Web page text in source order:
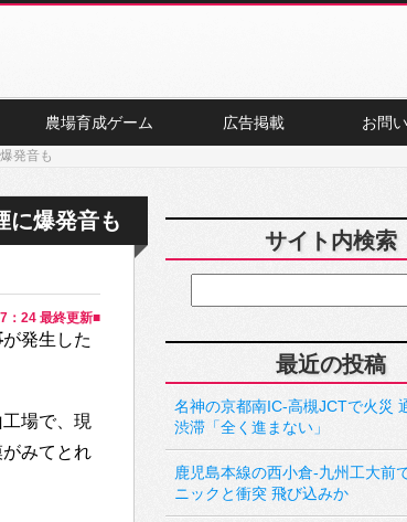
農場育成ゲーム 広告掲載 お問
発音も
に爆発音も
：24 最終更新■
が発生した
場で、現
みてとれ
サイト内検索
最近の投稿
名神の京都南IC-高槻JCTで火災
渋滞「全く進まない」
鹿児島本線の西小倉-九州工大前
ニックと衝突 飛び込みか